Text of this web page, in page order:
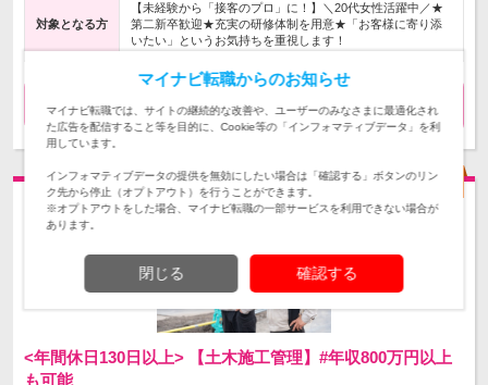
対象となる方
【未経験から「接客のプロ」に！】＼20代女性活躍中／★
第二新卒歓迎★充実の研修体制を用意★「お客様に寄り添
いたい」というお気持ちを重視します！
気になる 求人詳細を見る
<年間休日130日以上> 【土木施工管理】#年収800万円以上
も可能
マイナビ転職からのお知らせ
マイナビ転職では、サイトの継続的な改善や、ユーザーのみなさまに最適化され
た広告を配信すること等を目的に、Cookie等の「インフォマティブデータ」を利
用しています。
インフォマティブデータの提供を無効にしたい場合は「確認する」ボタンのリン
ク先から停止（オプトアウト）を行うことができます。
※オプトアウトをした場合、マイナビ転職の一部サービスを利用できない場合が
あります。
閉じる 確認する